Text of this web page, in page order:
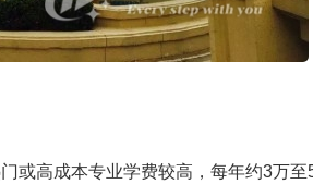
或高成本专业学费较高，每年约3万至